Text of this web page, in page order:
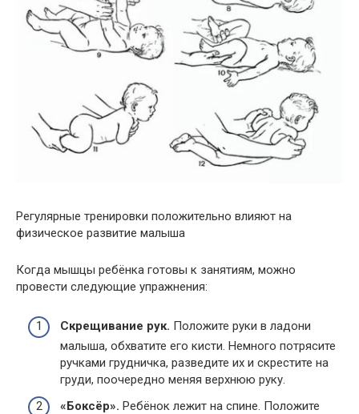
Регулярные тренировки положительно влияют на
физическое развитие малыша
Когда мышцы ребёнка готовы к занятиям, можно
провести следующие упражнения:
Скрещивание рук. Положите руки в ладони
малыша, обхватите его кисти. Немного потрясите
ручками грудничка, разведите их и скрестите на
груди, поочередно меняя верхнюю руку.
«Боксёр». Ребёнок лежит на спине. Положите